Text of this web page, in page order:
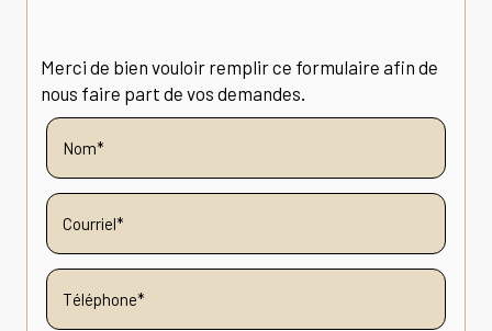
Merci de bien vouloir remplir ce formulaire afin de
nous faire part de vos demandes.